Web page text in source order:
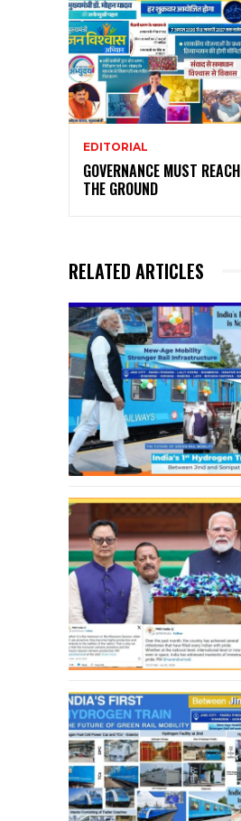
EDITORIAL
GOVERNANCE MUST REACH
THE GROUND
RELATED ARTICLES